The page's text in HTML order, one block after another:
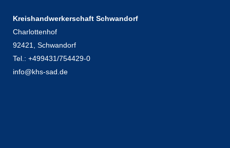
Kreishandwerkerschaft Schwandorf
Charlottenhof
92421, Schwandorf
Tel.: +499431/754429-0
info@khs-sad.de